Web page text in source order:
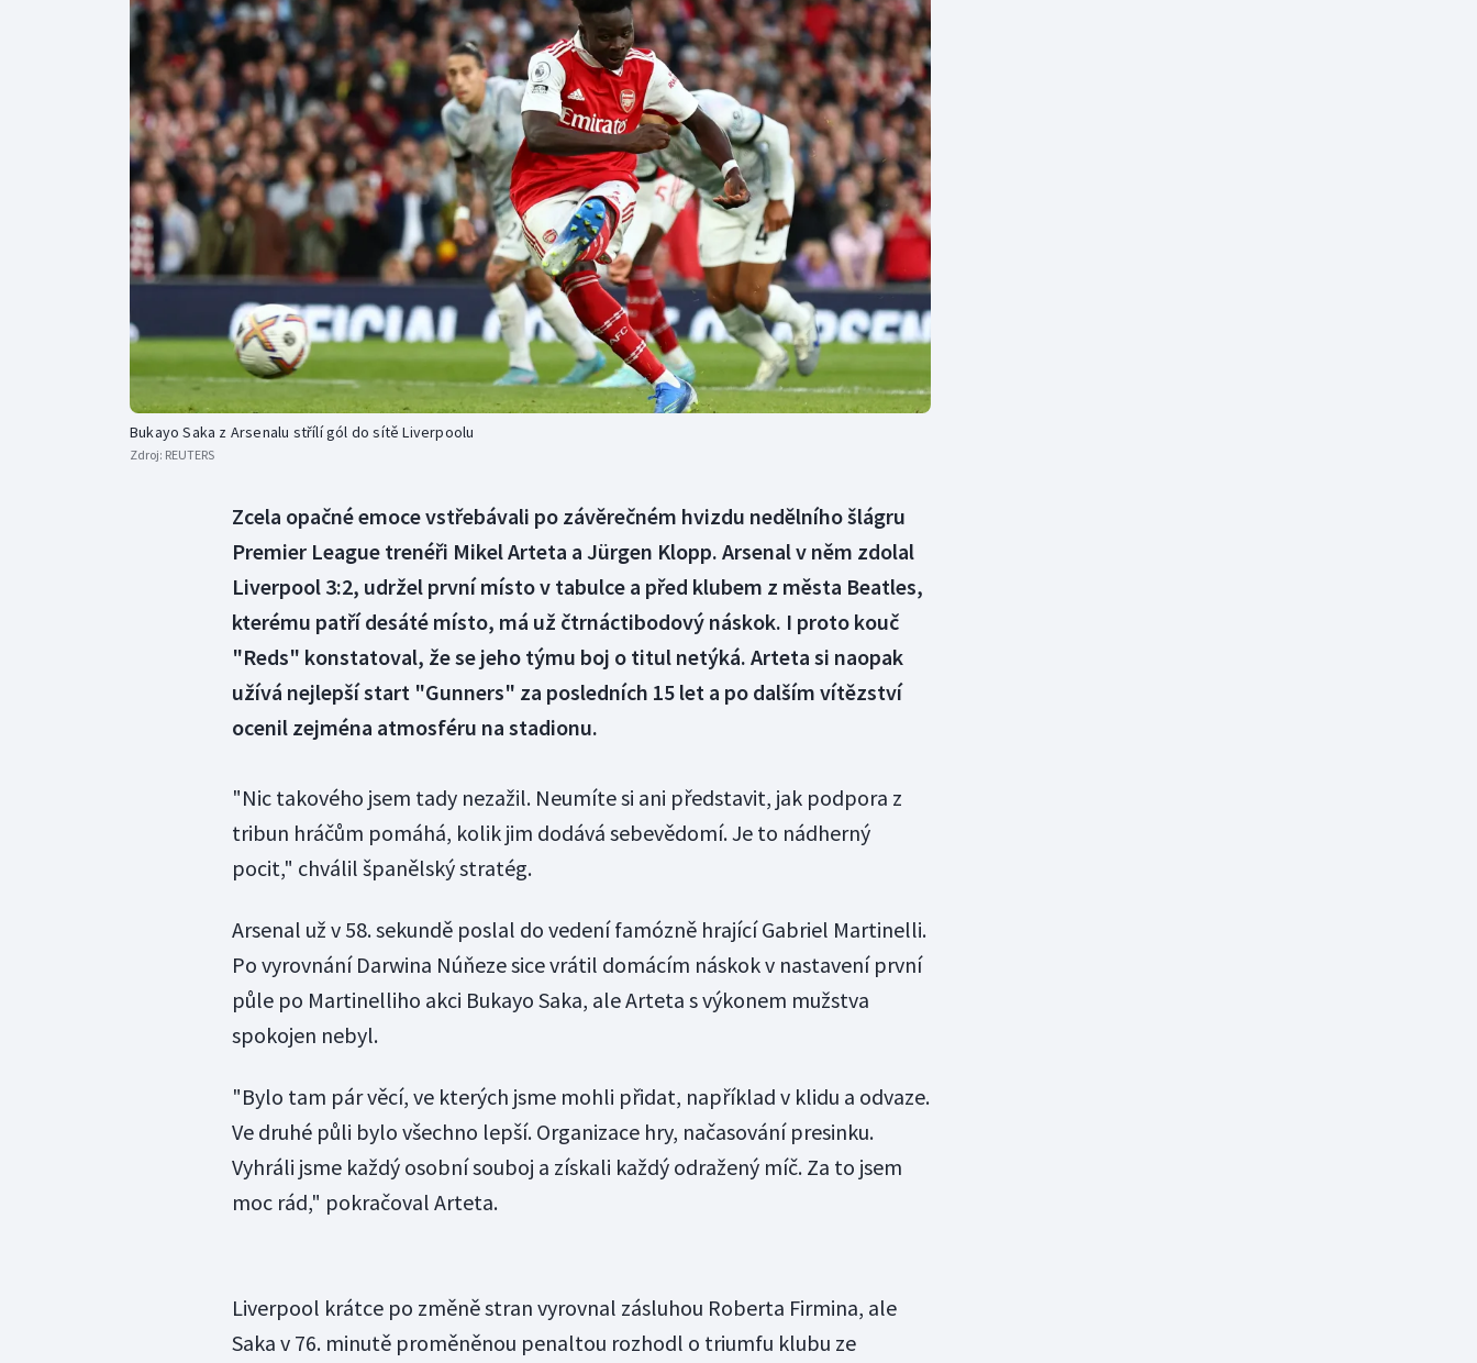
Curling
Dostihy
Florbal
Futsal
Golf
Gymnastika
Moderní pětiboj
Motorsport
Olympijské hry
Parasport
Plavání
Plážový volejbal
Triatlon
Veslování
Vodní slalom
Volejbal
Ostatní
Bukayo Saka z Arsenalu střílí gól do sítě Liverpoolu
Zdroj: REUTERS
Zcela opačné emoce vstřebávali po závěrečném hvizdu nedělního šlágru
Premier League trenéři Mikel Arteta a Jürgen Klopp. Arsenal v něm zdolal
Liverpool 3:2, udržel první místo v tabulce a před klubem z města Beatles,
kterému patří desáté místo, má už čtrnáctibodový náskok. I proto kouč
"Reds" konstatoval, že se jeho týmu boj o titul netýká. Arteta si naopak
užívá nejlepší start "Gunners" za posledních 15 let a po dalším vítězství
ocenil zejména atmosféru na stadionu.
"Nic takového jsem tady nezažil. Neumíte si ani představit, jak podpora z
tribun hráčům pomáhá, kolik jim dodává sebevědomí. Je to nádherný
pocit," chválil španělský stratég.
Arsenal už v 58. sekundě poslal do vedení famózně hrající Gabriel Martinelli.
Po vyrovnání Darwina Núňeze sice vrátil domácím náskok v nastavení první
půle po Martinelliho akci Bukayo Saka, ale Arteta s výkonem mužstva
spokojen nebyl.
"Bylo tam pár věcí, ve kterých jsme mohli přidat, například v klidu a odvaze.
Ve druhé půli bylo všechno lepší. Organizace hry, načasování presinku.
Vyhráli jsme každý osobní souboj a získali každý odražený míč. Za to jsem
moc rád," pokračoval Arteta.
Liverpool krátce po změně stran vyrovnal zásluhou Roberta Firmina, ale
Saka v 76. minutě proměněnou penaltou rozhodl o triumfu klubu ze